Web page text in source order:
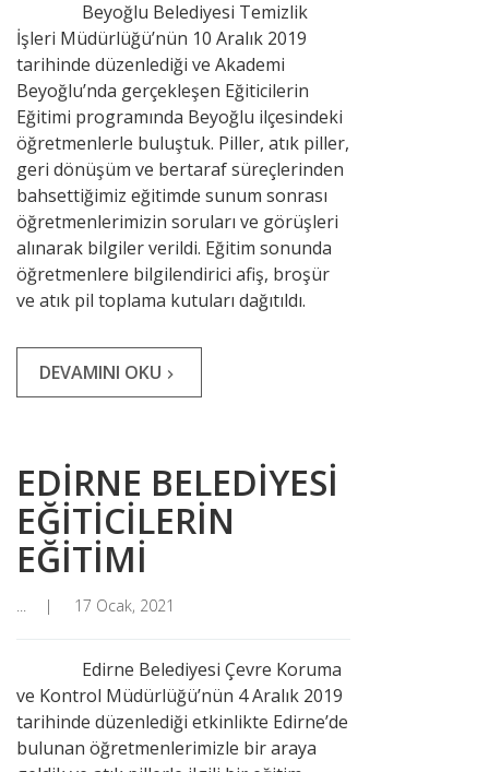
Beyoğlu Belediyesi Temizlik
İşleri Müdürlüğü’nün 10 Aralık 2019
tarihinde düzenlediği ve Akademi
Beyoğlu’nda gerçekleşen Eğiticilerin
Eğitimi programında Beyoğlu ilçesindeki
öğretmenlerle buluştuk. Piller, atık piller,
geri dönüşüm ve bertaraf süreçlerinden
bahsettiğimiz eğitimde sunum sonrası
öğretmenlerimizin soruları ve görüşleri
alınarak bilgiler verildi. Eğitim sonunda
öğretmenlere bilgilendirici afiş, broşür
ve atık pil toplama kutuları dağıtıldı.
DEVAMINI OKU navigate_next
EDİRNE BELEDİYESİ
EĞİTİCİLERİN
EĞİTİMİ
... 17 Ocak, 2021
Edirne Belediyesi Çevre Koruma
ve Kontrol Müdürlüğü’nün 4 Aralık 2019
tarihinde düzenlediği etkinlikte Edirne’de
bulunan öğretmenlerimizle bir araya